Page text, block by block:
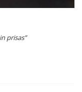
prisas”